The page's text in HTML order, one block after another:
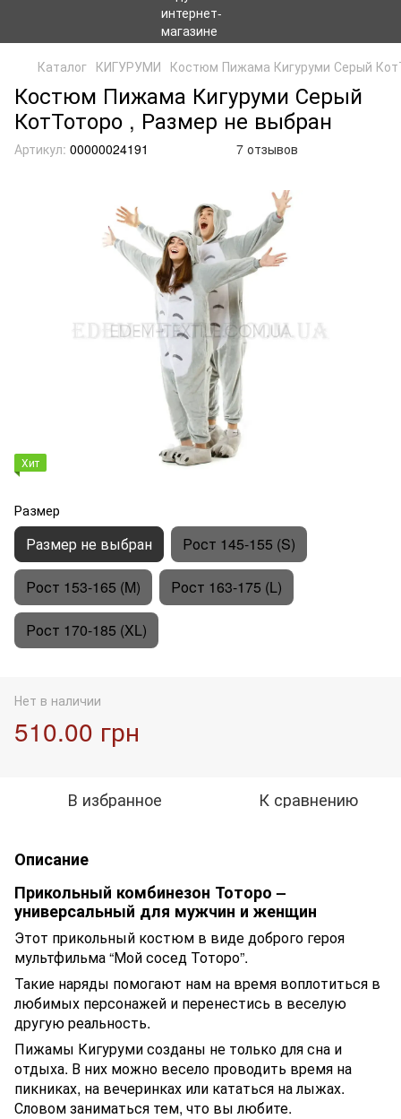
Каталог КИГУРУМИ Костюм Пижама Кигуруми Серый
Костюм Пижама Кигуруми Серый
КотТоторо , Размер не выбран
Артикул: 00000024191 7 отзывов
Хит
Размер
Размер не выбран Рост 145-155 (S)
Рост 153-165 (M) Рост 163-175 (L)
Рост 170-185 (XL)
Нет в наличии
510.00 грн
В избранное К сравнению
Описание
Прикольный комбинезон Тоторо –
универсальный для мужчин и женщин
Этот прикольный костюм в виде доброго героя
мультфильма “Мой сосед Тоторо”.
Такие наряды помогают нам на время воплотиться в
любимых персонажей и перенестись в веселую
другую реальность.
Пижамы Кигуруми созданы не только для сна и
отдыха. В них можно весело проводить время на
пикниках, на вечеринках или кататься на лыжах.
Словом заниматься тем, что вы любите.